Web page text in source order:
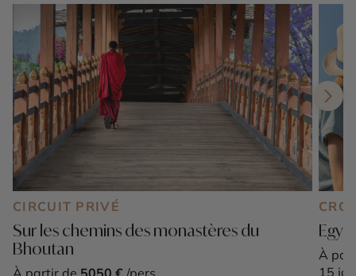
CIRCUIT PRIVÉ
Sur les chemins des monastères du
Bhoutan
À partir de 5050 € /pers
À
15